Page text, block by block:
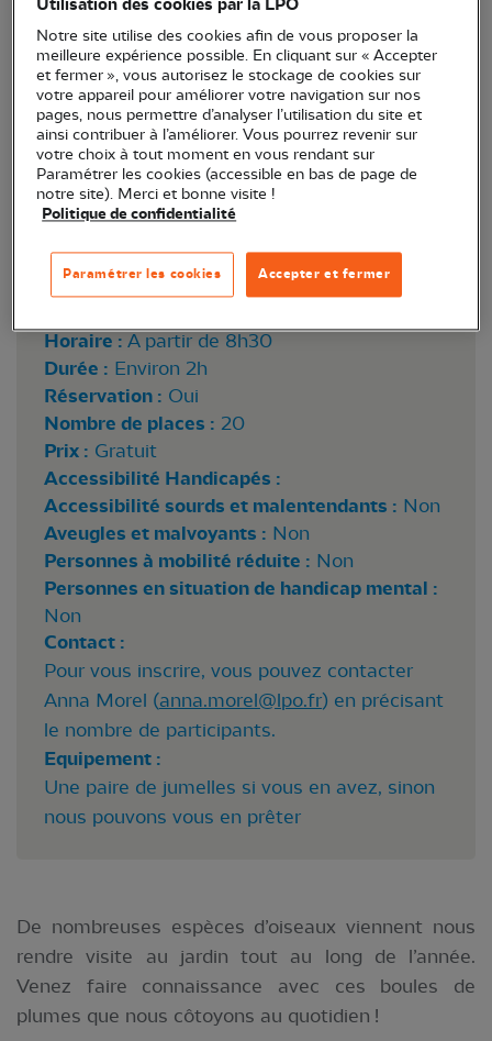
Lieu : Belberaud (31)
Centre culturel, Place
Horaire : A partir de 8h30
Durée : Environ 2h
Réservation : Oui
Nombre de places : 20
Prix : Gratuit
Accessibilité Handicapés :
Accessibilité sourds et malentendants : Non
Aveugles et malvoyants : Non
Personnes à mobilité réduite : Non
Personnes en situation de handicap mental :
Non
Contact :
Pour vous inscrire, vous pouvez contacter
Anna Morel (anna.morel@lpo.fr) en précisant
le nombre de participants.
Equipement :
Une paire de jumelles si vous en avez, sinon
nous pouvons vous en prêter
De nombreuses espèces d’oiseaux viennent nous
rendre visite au jardin tout au long de l’année.
Venez faire connaissance avec ces boules de
plumes que nous côtoyons au quotidien !
Utilisation des cookies par la LPO
Notre site utilise des cookies afin de vous proposer la
meilleure expérience possible. En cliquant sur « Accepter
et fermer », vous autorisez le stockage de cookies sur
votre appareil pour améliorer votre navigation sur nos
pages, nous permettre d’analyser l’utilisation du site et
ainsi contribuer à l’améliorer. Vous pourrez revenir sur
votre choix à tout moment en vous rendant sur
Paramétrer les cookies (accessible en bas de page de
notre site). Merci et bonne visite !
Politique de confidentialité
Accepter et fermer
Paramétrer les cookies